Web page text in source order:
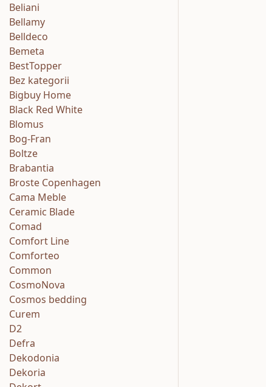
Beliani
Bellamy
Belldeco
Bemeta
BestTopper
Bez kategorii
Bigbuy Home
Black Red White
Blomus
Bog-Fran
Boltze
Brabantia
Broste Copenhagen
Cama Meble
Ceramic Blade
Comad
Comfort Line
Comforteo
Common
CosmoNova
Cosmos bedding
Curem
D2
Defra
Dekodonia
Dekoria